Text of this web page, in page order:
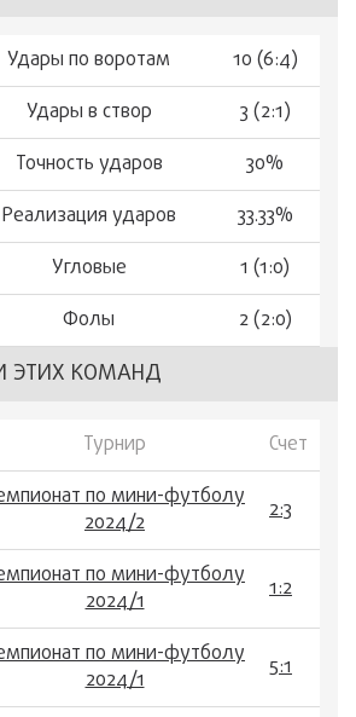
Удары по воротам
10 (6:4)
Удары в створ
3 (2:1)
Точность ударов
30%
Реализация ударов
33.33%
Угловые
1 (1:0)
Фолы 2 (2:0)
ЭТИХ КОМАНД
Турнир Счет
по мини-футболу
2024/2
2:3
по мини-футболу
2024/1
1:2
по мини-футболу
2024/1
5:1